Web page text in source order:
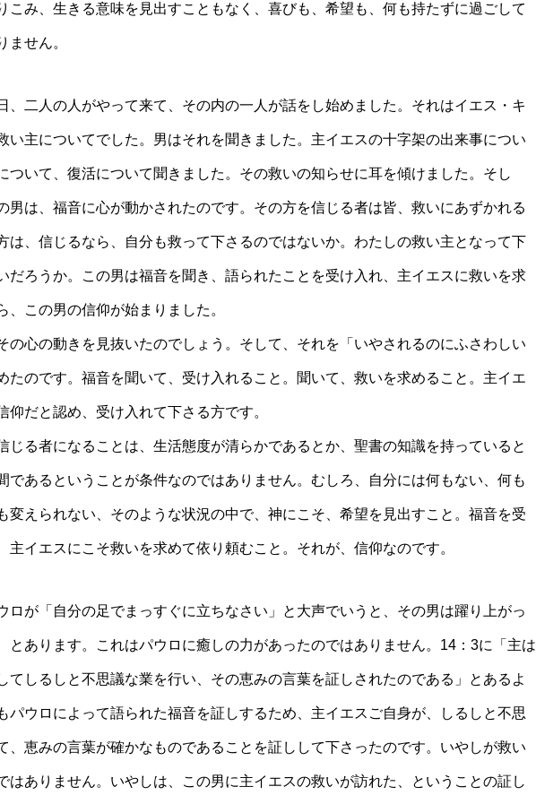
こみ、生きる意味を見出すこともなく、喜びも、希望も、何も持たずに過ごして
ません。
二人の人がやって来て、その内の一人が話をし始めました。それはイエス・キ
い主についてでした。男はそれを聞きました。主イエスの十字架の出来事につい
ついて、復活について聞きました。その救いの知らせに耳を傾けました。そし
男は、福音に心が動かされたのです。その方を信じる者は皆、救いにあずかれる
は、信じるなら、自分も救って下さるのではないか。わたしの救い主となって下
だろうか。この男は福音を聞き、語られたことを受け入れ、主イエスに救いを求
、この男の信仰が始まりました。
心の動きを見抜いたのでしょう。そして、それを「いやされるのにふさわしい
たのです。福音を聞いて、受け入れること。聞いて、救いを求めること。主イエ
仰だと認め、受け入れて下さる方です。
る者になることは、生活態度が清らかであるとか、聖書の知識を持っていると
であるということが条件なのではありません。むしろ、自分には何もない、何も
変えられない、そのような状況の中で、神にこそ、希望を見出すこと。福音を受
主イエスにこそ救いを求めて依り頼むこと。それが、信仰なのです。
が「自分の足でまっすぐに立ちなさい」と大声でいうと、その男は躍り上がっ
とあります。これはパウロに癒しの力があったのではありません。14：3に「主は
てしるしと不思議な業を行い、その恵みの言葉を証しされたのである」とあるよ
パウロによって語られた福音を証しするため、主イエスご自身が、しるしと不思
、恵みの言葉が確かなものであることを証しして下さったのです。いやしが救い
はありません。いやしは、この男に主イエスの救いが訪れた、ということの証し